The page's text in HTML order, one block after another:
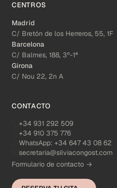
CENTROS
Madrid
C/ Bretón de los Herreros, 55, 1F
Barcelona
C/ Balmes, 188, 3º-1ª
Girona
C/ Nou 22, 2n A
CONTACTO
+34 931 292 509
+34 910 375 776
WhatsApp: +34 647 43 08 62
secretaria@silviacongost.com
Formulario de contacto →